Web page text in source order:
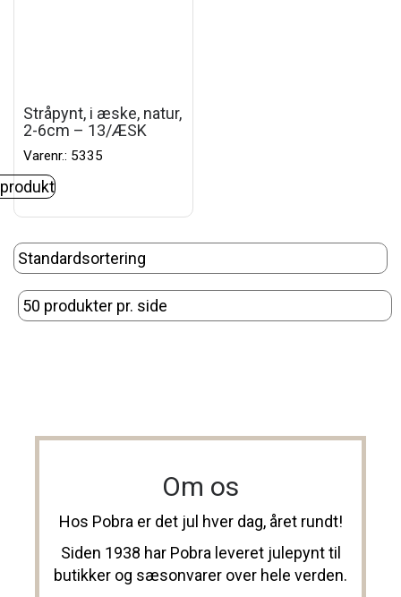
Stråpynt, i æske, natur,
2-6cm – 13/ÆSK
Varenr.: 5335
Om os
Hos Pobra er det jul hver dag, året rundt!
Siden 1938 har Pobra leveret julepynt til
butikker og sæsonvarer over hele verden.